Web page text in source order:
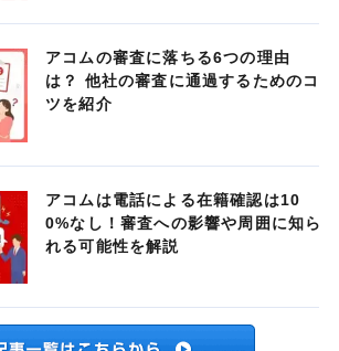
アコムの審査に落ちる6つの理由
は？ 他社の審査に通過するためのコ
ツを紹介
アコムは電話による在籍確認は10
0%なし！審査への影響や周囲に知ら
れる可能性を解説